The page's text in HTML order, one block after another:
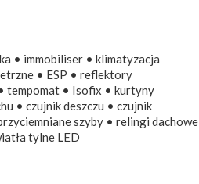
• immobiliser • klimatyzacja
• ESP • reflektory
tempomat • Isofix • kurtyny
• czujnik deszczu • czujnik
szyby • relingi dachowe
tylne LED